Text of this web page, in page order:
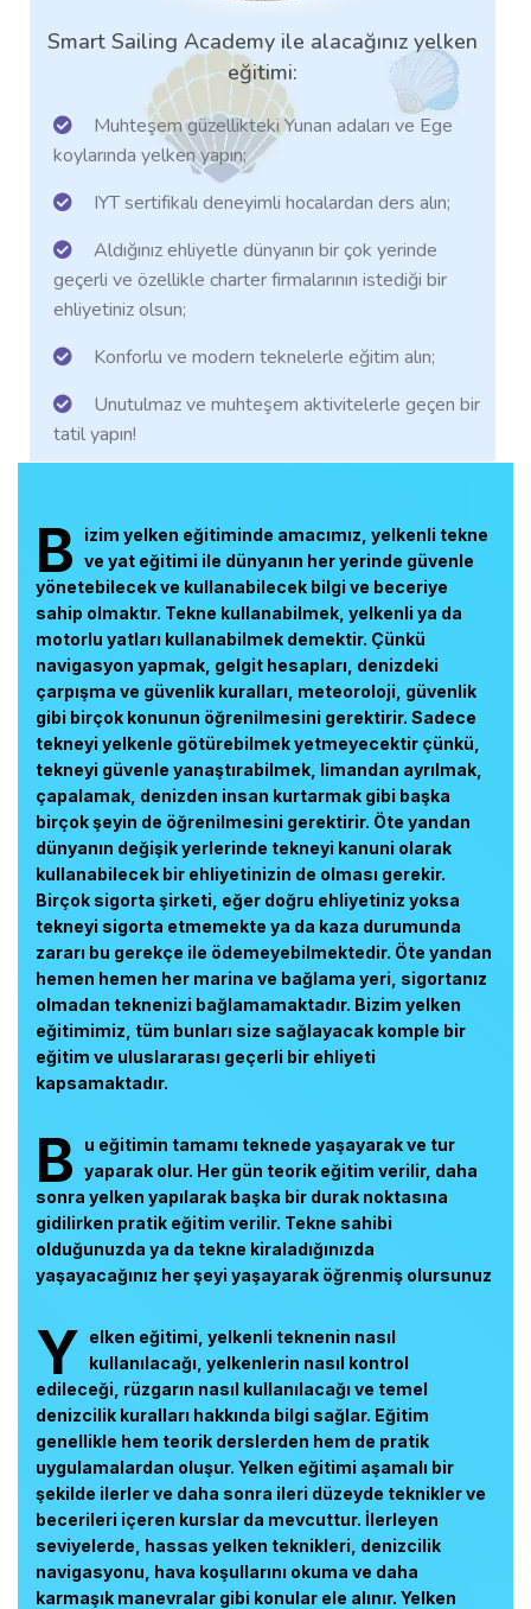
Smart Sailing Academy ile alacağınız yelken
eğitimi:
Muhteşem güzellikteki Yunan adaları ve Ege
koylarında yelken yapın;
IYT sertifikalı deneyimli hocalardan ders alın;
Aldığınız ehliyetle dünyanın bir çok yerinde
geçerli ve özellikle charter firmalarının istediği bir
ehliyetiniz olsun;
Konforlu ve modern teknelerle eğitim alın;
Unutulmaz ve muhteşem aktivitelerle geçen bir
tatil yapın!
B
izim yelken eğitiminde amacımız, yelkenli tekne
ve yat eğitimi ile dünyanın her yerinde güvenle
yönetebilecek ve kullanabilecek bilgi ve beceriye
sahip olmaktır. Tekne kullanabilmek, yelkenli ya da
motorlu yatları kullanabilmek demektir. Çünkü
navigasyon yapmak, gelgit hesapları, denizdeki
çarpışma ve güvenlik kuralları, meteoroloji, güvenlik
gibi birçok konunun öğrenilmesini gerektirir. Sadece
tekneyi yelkenle götürebilmek yetmeyecektir çünkü,
tekneyi güvenle yanaştırabilmek, limandan ayrılmak,
çapalamak, denizden insan kurtarmak gibi başka
birçok şeyin de öğrenilmesini gerektirir. Öte yandan
dünyanın değişik yerlerinde tekneyi kanuni olarak
kullanabilecek bir ehliyetinizin de olması gerekir.
Birçok sigorta şirketi, eğer doğru ehliyetiniz yoksa
tekneyi sigorta etmemekte ya da kaza durumunda
zararı bu gerekçe ile ödemeyebilmektedir. Öte yandan
hemen hemen her marina ve bağlama yeri, sigortanız
olmadan teknenizi bağlamamaktadır. Bizim yelken
eğitimimiz, tüm bunları size sağlayacak komple bir
eğitim ve uluslararası geçerli bir ehliyeti
kapsamaktadır.
B
u eğitimin tamamı teknede yaşayarak ve tur
yaparak olur. Her gün teorik eğitim verilir, daha
sonra yelken yapılarak başka bir durak noktasına
gidilirken pratik eğitim verilir. Tekne sahibi
olduğunuzda ya da tekne kiraladığınızda
yaşayacağınız her şeyi yaşayarak öğrenmiş olursunuz
Y elken eğitimi, yelkenli teknenin nasıl
kullanılacağı, yelkenlerin nasıl kontrol
edileceği, rüzgarın nasıl kullanılacağı ve temel
denizcilik kuralları hakkında bilgi sağlar. Eğitim
genellikle hem teorik derslerden hem de pratik
uygulamalardan oluşur. Yelken eğitimi aşamalı bir
şekilde ilerler ve daha sonra ileri düzeyde teknikler ve
becerileri içeren kurslar da mevcuttur. İlerleyen
seviyelerde, hassas yelken teknikleri, denizcilik
navigasyonu, hava koşullarını okuma ve daha
karmaşık manevralar gibi konular ele alınır. Yelken